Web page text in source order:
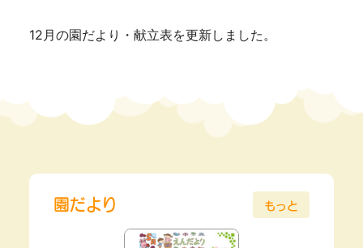
12月の園だより・献立表を更新しました。
園だより もっと